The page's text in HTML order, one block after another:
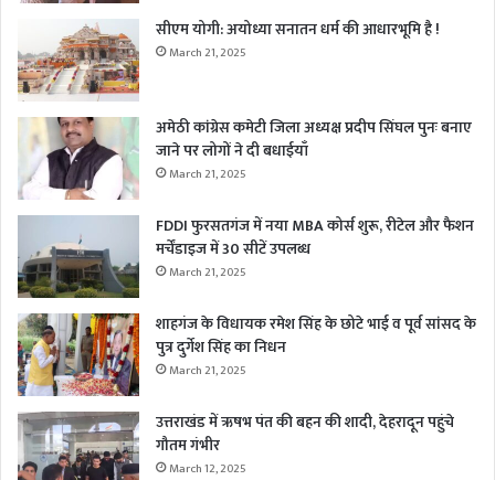
सीएम योगी: अयोध्या सनातन धर्म की आधारभूमि है !
March 21, 2025
अमेठी कांग्रेस कमेटी जिला अध्यक्ष प्रदीप सिंघल पुनः बनाए
जाने पर लोगों ने दी बधाईयाँ
March 21, 2025
FDDI फुरसतगंज में नया MBA कोर्स शुरू, रीटेल और फैशन
मर्चेंडाइज में 30 सीटें उपलब्ध
March 21, 2025
शाहगंज के विधायक रमेश सिंह के छोटे भाई व पूर्व सांसद के
पुत्र दुर्गेश सिंह का निधन
March 21, 2025
उत्तराखंड में ऋषभ पंत की बहन की शादी, देहरादून पहुंचे
गौतम गंभीर
March 12, 2025